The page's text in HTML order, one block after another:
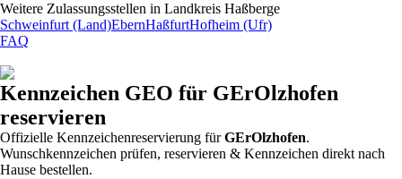
Weitere Zulassungsstellen in Landkreis Haßberge
Schweinfurt (Land)EbernHaßfurtHofheim (Ufr)
FAQ
Kennzeichen GEO für GErOlzhofen
reservieren
Offizielle Kennzeichenreservierung fürGErOlzhofen.
Wunschkennzeichen prüfen, reservieren & Kennzeichen direkt nach
Hause bestellen.